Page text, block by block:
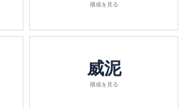
構成を見る
威泥
構成を見る